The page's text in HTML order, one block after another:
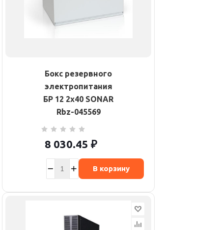
Бокс резервного
электропитания
БР 12 2х40 SONAR
Rbz-045569
8 030.45 ₽
В корзину